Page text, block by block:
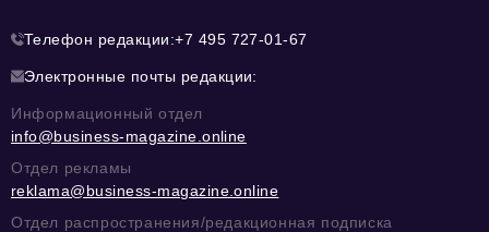
Телефон редакции:+7 495 727-01-67
Электронные почты редакции:
Информационный отдел
info@business-magazine.online
Отдел рекламы
reklama@business-magazine.online
Отдел распространения/редакционная подписка